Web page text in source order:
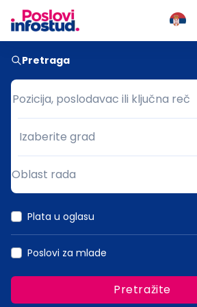
Pretraga
Pozicija, poslodavac ili ključna reč
Pozicija, poslodavac ili ključna reč
Grad
Izaberite grad
Oblast rada
Plata u oglasu
Poslovi za mlade
Pretražite